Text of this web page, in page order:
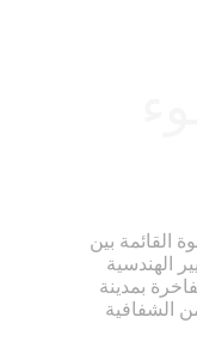
القائمة بين
الهندسية
بمدينة
الشفافية